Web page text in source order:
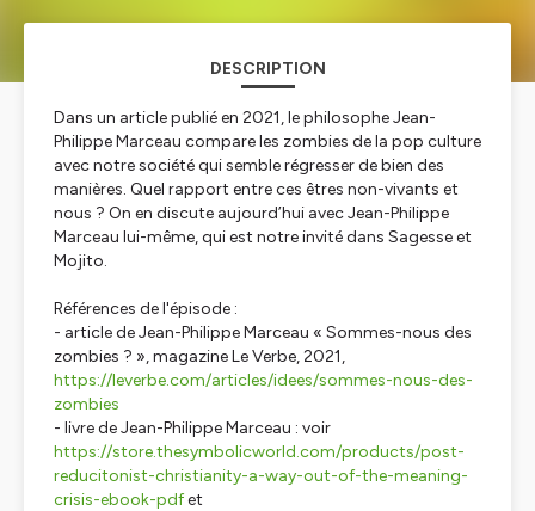
DESCRIPTION
Dans un article publié en 2021, le philosophe Jean-
Philippe Marceau compare les zombies de la pop culture
avec notre société qui semble régresser de bien des
manières. Quel rapport entre ces êtres non-vivants et
nous ? On en discute aujourd’hui avec Jean-Philippe
Marceau lui-même, qui est notre invité dans Sagesse et
Mojito.
Références de l'épisode :
- article de Jean-Philippe Marceau « Sommes-nous des
zombies ? », magazine Le Verbe, 2021,
https://leverbe.com/articles/idees/sommes-nous-des-
zombies
- livre de Jean-Philippe Marceau : voir
https://store.thesymbolicworld.com/products/post-
reducitonist-christianity-a-way-out-of-the-meaning-
crisis-ebook-pdfet